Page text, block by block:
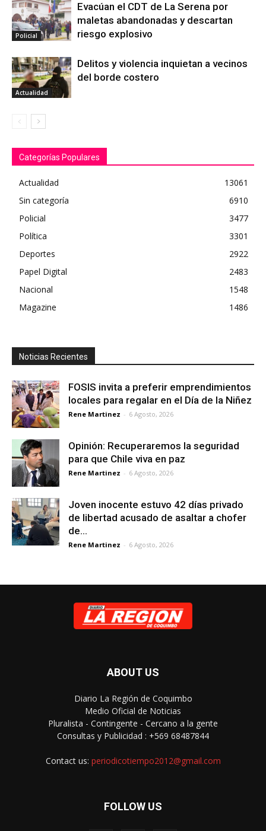
Policial
Evacúan el CDT de La Serena por
maletas abandonadas y descartan
riesgo explosivo
Actualidad
Delitos y violencia inquietan a vecinos
del borde costero
Categorías Populares
Actualidad
13061
Sin categoría
6910
Policial
3477
Política
3301
Deportes
2922
Papel Digital
2483
Nacional
1548
Magazine
1486
Noticias Recientes
FOSIS invita a preferir emprendimientos
locales para regalar en el Día de la Niñez
Rene Martinez - 6 Agosto, 2026
Opinión: Recuperaremos la seguridad
para que Chile viva en paz
Rene Martinez - 6 Agosto, 2026
Joven inocente estuvo 42 días privado
de libertad acusado de asaltar a chofer
de...
Rene Martinez - 6 Agosto, 2026
ABOUT US
Diario La Región de Coquimbo
Medio Oficial de Noticias
Pluralista - Contingente - Cercano a la gente
Consultas y Publicidad : +569 68487844
Contact us: periodicotiempo2012@gmail.com
FOLLOW US